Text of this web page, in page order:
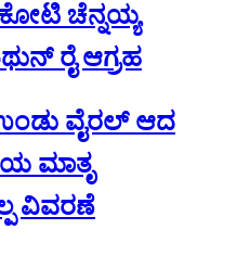
ಕೋಟಿ ಚೆನ್ನಯ್ಯ
ರೈ ಆಗ್ರಹ
ವೈರಲ್ ಆದ
ಮಾತೃ
ವಿವರಣೆ